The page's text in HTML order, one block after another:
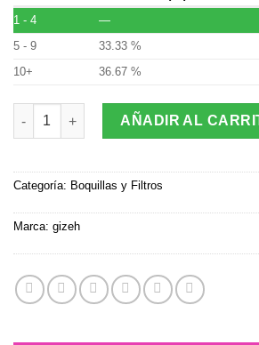
1 - 4
—
5 - 9
33.33 %
10+
36.67 %
Filtro Gizeh Slim XXL (Valor Por Mayor
AÑADIR AL
Categoría: Boquillas y Filtros
Marca: gizeh